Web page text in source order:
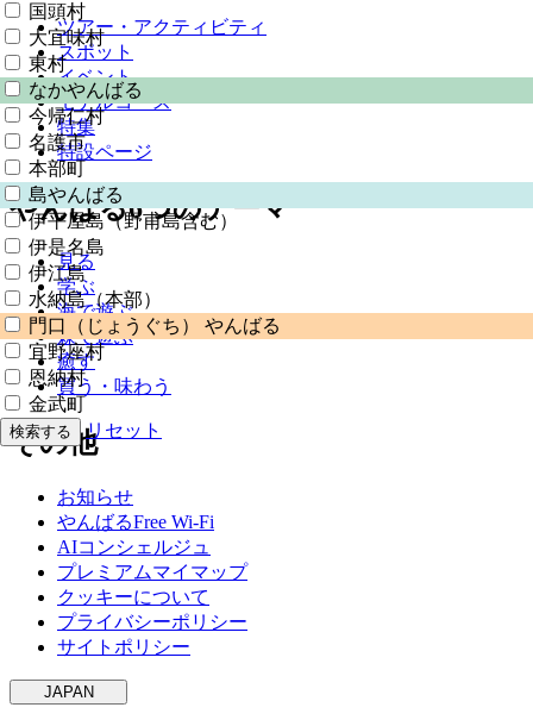
ツアー・アクティビティ
スポット
イベント
モデルコース
特集
特設ページ
やんばる6つのテーマ
見る
学ぶ
海で遊ぶ
森で遊ぶ
癒す
買う・味わう
その他
お知らせ
やんばるFree Wi-Fi
AIコンシェルジュ
プレミアムマイマップ
クッキーについて
プライバシーポリシー
サイトポリシー
JAPAN
国頭村
大宜味村
東村
なかやんばる
今帰仁村
名護市
本部町
島やんばる
伊平屋島（野甫島含む）
伊是名島
伊江島
水納島（本部）
門口（じょうぐち） やんばる
宜野座村
恩納村
金武町
検索する リセット